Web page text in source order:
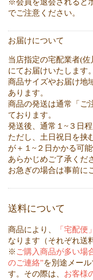
※会員を退会されると
でご注意
お届けについて
当店指定の宅配業者(佐
にてお届けいたします。
商品サイズやお届け地
あります。
商品の発送は通常「ご
ております。
発送後、通常１~３日
ただし、土日祝日を挟
が＋１~２日かかる可
あらかじめご了承くだ
お急ぎの場合は事前に
送料について
商品により、 「宅配便」
なります（それぞれ送
※ ご購入商品が多い場
のご連絡”を別途メー
す。その際は、 お客様